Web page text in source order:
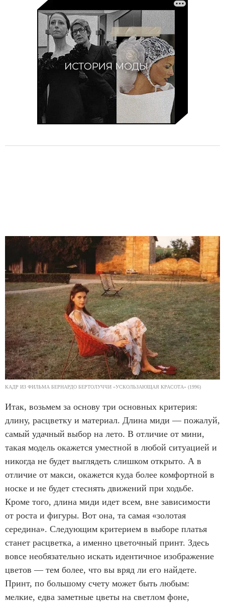
КАДР ИЗ ФИЛЬМА БЕРНАРДО БЕРТОЛУЧЧИ «УСКОЛЬЗАЮЩАЯ КРАСОТА» (1996)
Итак, возьмем за основу три основных критерия:
длину, расцветку и материал. Длина миди — пожалуй,
самый удачный выбор на лето. В отличие от мини,
такая модель окажется уместной в любой ситуацией и
никогда не будет выглядеть слишком открыто. А в
отличие от макси, окажется куда более комфортной в
носке и не будет стеснять движений при ходьбе.
Кроме того, длина миди идет всем, вне зависимости
от роста и фигуры. Вот она, та самая «золотая
середина». Следующим критерием в выборе платья
станет расцветка, а именно цветочный принт. Здесь
вовсе необязательно искать идентичное изображение
цветов — тем более, что вы вряд ли его найдете.
Принт, по большому счету может быть любым:
мелкие, едва заметные цветы на светлом фоне,